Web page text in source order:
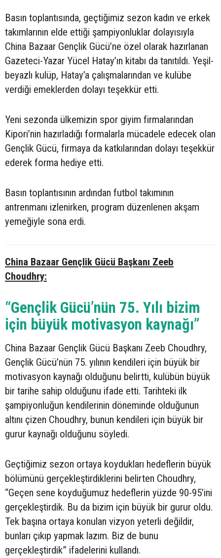
Basın toplantısında, geçtiğimiz sezon kadın ve erkek
takımlarının elde ettiği şampiyonluklar dolayısıyla
China Bazaar Gençlik Gücü’ne özel olarak hazırlanan
Gazeteci-Yazar Yücel Hatay’ın kitabı da tanıtıldı. Yeşil-
beyazlı kulüp, Hatay’a çalışmalarından ve kulübe
verdiği emeklerden dolayı teşekkür etti.
Yeni sezonda ülkemizin spor giyim firmalarından
Kipori’nin hazırladığı formalarla mücadele edecek olan
Gençlik Gücü, firmaya da katkılarından dolayı teşekkür
ederek forma hediye etti.
Basın toplantısının ardından futbol takımının
antrenmanı izlenirken, program düzenlenen akşam
yemeğiyle sona erdi.
China Bazaar Gençlik Gücü Başkanı Zeeb
Choudhry:
“Gençlik Gücü’nün 75. Yılı bizim
için büyük motivasyon kaynağı”
China Bazaar Gençlik Gücü Başkanı Zeeb Choudhry,
Gençlik Gücü’nün 75. yılının kendileri için büyük bir
motivasyon kaynağı olduğunu belirtti, kulübün büyük
bir tarihe sahip olduğunu ifade etti. Tarihteki ilk
şampiyonluğun kendilerinin döneminde olduğunun
altını çizen Choudhry, bunun kendileri için büyük bir
gurur kaynağı olduğunu söyledi.
Geçtiğimiz sezon ortaya koydukları hedeflerin büyük
bölümünü gerçekleştirdiklerini belirten Choudhry,
“Geçen sene koyduğumuz hedeflerin yüzde 90-95’ini
gerçekleştirdik. Bu da bizim için büyük bir gurur oldu.
Tek başına ortaya konulan vizyon yeterli değildir,
bunları çıkıp yapmak lazım. Biz de bunu
gerçekleştirdik” ifadelerini kullandı.